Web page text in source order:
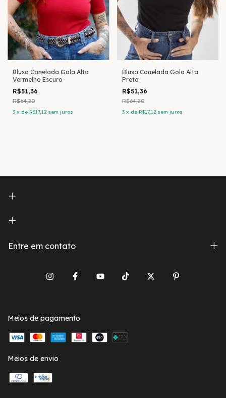
Blusa Canelada Gola Alta
Vermelho Escuro
R$51,36
R$64,20
3 x de R$17,12 sem juros
Blusa Canelada Gola Alta
Preta
R$51,36
R$64,20
3 x de R$17,12 sem juros
Entre em contato
Meios de pagamento
Meios de envio